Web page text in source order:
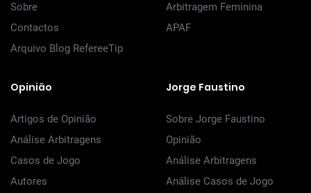
Sobre
Contactos
Arquivo Blog RefereeTip
Arbitragem Feminina
APAF
Opinião
Artigos de Opinião
Análise Arbitragens
Casos de Jogo
Autores
Jorge Faustino
Sobre Jorge Faustino
Opinião
Análise Arbitragens
Análise Casos de Jogo